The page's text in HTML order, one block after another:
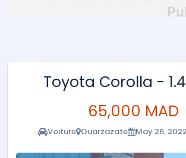
Toyota Corolla -
65,000 MAD
Voiture Ouarzazate May 26, 2022